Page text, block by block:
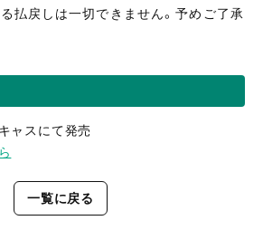
払戻しは一切できません。予めご了承
ャスにて発売
一覧に戻る